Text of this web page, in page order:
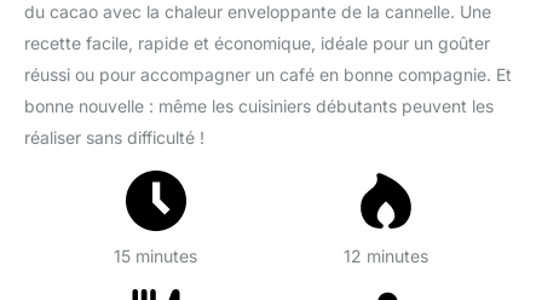
du cacao avec la chaleur enveloppante de la cannelle. Une
recette facile, rapide et économique, idéale pour un goûter
réussi ou pour accompagner un café en bonne compagnie. Et
bonne nouvelle : même les cuisiniers débutants peuvent les
réaliser sans difficulté !
15 minutes 12 minutes